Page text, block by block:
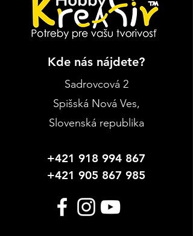
Kde nás nájdete?
Sadrovcová 2
Spišská Nová Ves,
Slovenská republika
+421 918 994 867
+421 905 867 985